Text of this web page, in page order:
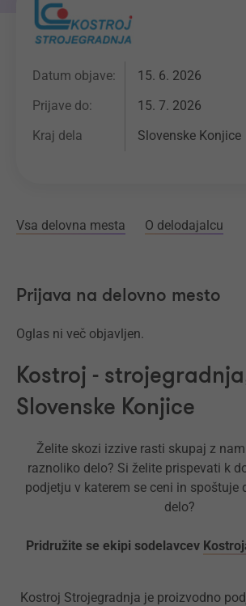
Datum objave:
15. 6. 2026
Prijave do:
15. 7. 2026
Kraj dela
Slovenske Konjice
Vsa delovna mesta O delodajalcu
Prijava na delovno mesto
Oglas ni več objavljen.
Kostroj -
Slovenske Konjice
Želite skozi izzive rasti skupaj z
raznoliko delo? Si želite prispevati k
podjetju v katerem se ceni in spoštuje
delo?
Pridružite se ekipi sodelavcev
Kostroj Strojegradnja je proizvodno